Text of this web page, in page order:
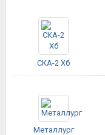
СКА-2 Хб
Металлург